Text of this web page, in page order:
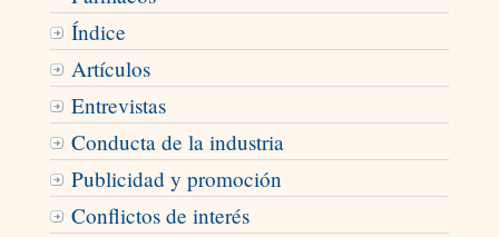
Índice
Artículos
Entrevistas
Conducta de la industria
Publicidad y promoción
Conflictos de interés